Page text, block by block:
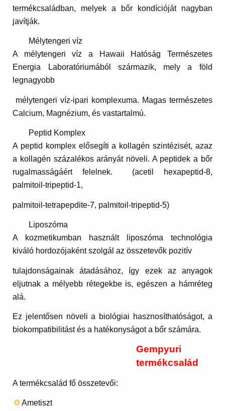
termékcsaládban, melyek a bőr kondícióját nagyban
javítják.
Mélytengeri víz
A mélytengeri víz a Hawaii Hatóság Természetes
Energia Laboratóriumából származik, mely a föld
legnagyobb
mélytengeri víz-ipari komplexuma. Magas természetes
Calcium, Magnézium, és vastartalmú.
Peptid Komplex
A peptid komplex elősegíti a kollagén szintézisét, azaz
a kollagén százalékos arányát növeli. A peptidek a bőr
rugalmasságáért felelnek. (acetil hexapeptid-8,
palmitoil-tripeptid-1,
palmitoil-tetrapepdite-7, palmitoil-tripeptid-5)
Liposzóma
A kozmetikumban használt liposzóma technológia
kiváló hordozójaként szolgál az összetevők pozitív
tulajdonságainak átadásához, így ezek az anyagok
eljutnak a mélyebb rétegekbe is, egészen a hámréteg
alá.
Ez jelentősen növeli a biológiai hasznosíthatóságot, a
biokompatibilitást és a hatékonyságot a bőr számára.
Gempyuri
termékcsalád
A termékcsalád fő összetevői:
Ametiszt